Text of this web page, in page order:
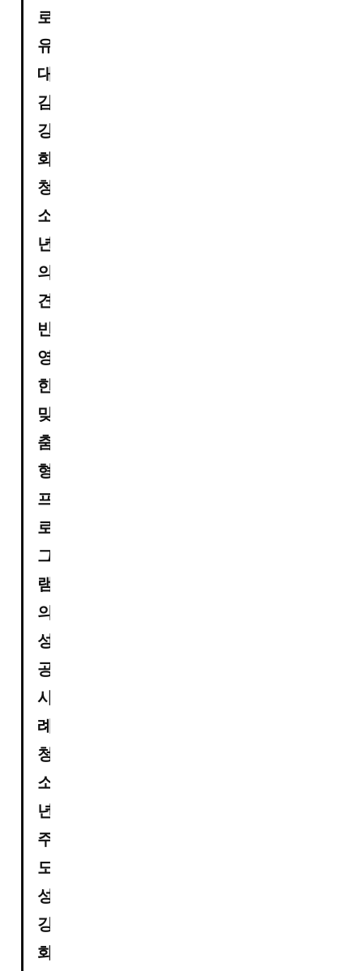
로
유
대
감
강
화
청
소
년
의
견
반
영
한
맞
춤
형
프
로
그
램
의
성
공
사
례
청
소
년
주
도
성
강
화